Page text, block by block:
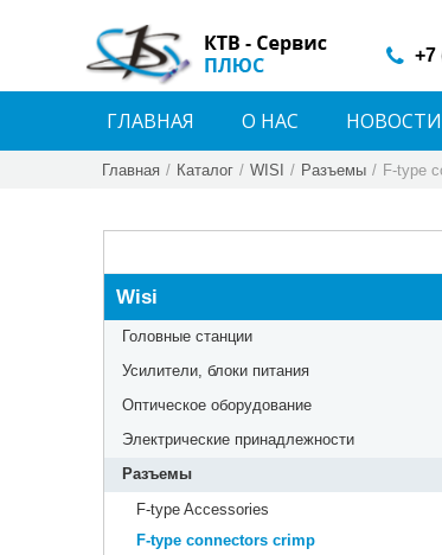
+7
ГЛАВНАЯ О НАС НОВОСТИ
Главная / Каталог / WISI / Разъемы / F-type
Wisi
Головные станции
Усилители, блоки питания
Оптическое оборудование
Электрические принадлежности
Разъемы
F-type Accessories
F-type connectors crimp